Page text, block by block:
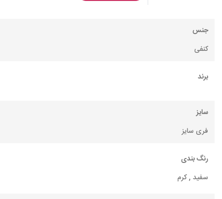
جنس
کنفی
برند
سایز
فری سایز
رنگ بندی
سفید , کرم